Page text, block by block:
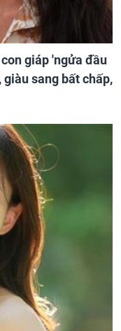
giáp 'ngửa đầu
sang bất chấp,